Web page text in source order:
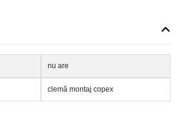
nu are
clemă montaj copex